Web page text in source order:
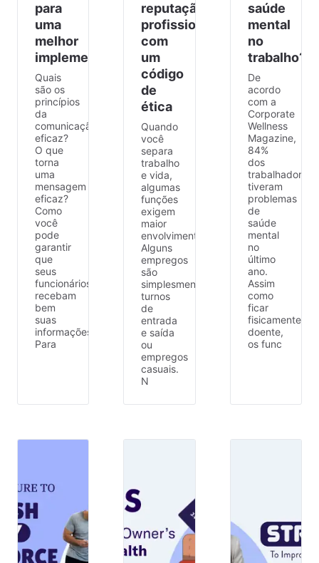
para
uma
melhor
implementação
Quais
são os
princípios
da
comunicação
eficaz?
O que
torna
uma
mensagem
eficaz?
Como
você
pode
garantir
que
seus
funcionários
recebam
bem
suas
informações?
Para
reputação
profissional
com
um
código
de
ética
Quando
você
separa
trabalho
e vida,
algumas
funções
exigem
maior
envolvimento.
Alguns
empregos
são
simplesmente
turnos
de
entrada
e saída
ou
empregos
casuais.
N
saúde
mental
no
trabalho?
De
acordo
com a
Corporate
Wellness
Magazine,
84%
dos
trabalhadores
tiveram
problemas
de
saúde
mental
no
último
ano.
Assim
como
ficar
fisicamente
doente,
os func